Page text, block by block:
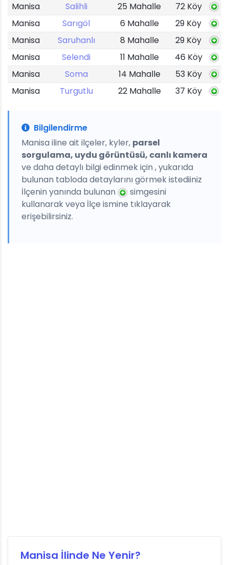
Manisa
Salihli 25 Mahalle
72 Köy
Manisa
Sarıgöl 6 Mahalle
29 Köy
Manisa
Saruhanlı 8 Mahalle
29 Köy
Manisa
Selendi 11 Mahalle
46 Köy
Manisa
Soma 14 Mahalle
53 Köy
Manisa
Turgutlu 22 Mahalle 37 Köy
Bilgilendirme
Manisa iline ait ilçeler, kyler, parsel
sorgulama, uydu görüntüsü, canlı kamera
ve daha detaylı bilgi edinmek için , yukarıda
bulunan tabloda detaylarını görmek istediiniz
İlçenin yanında bulunan
simgesini
kullanarak veya İlçe ismine tıklayarak
erişebilirsiniz.
Manisa İlinde Ne Yenir?